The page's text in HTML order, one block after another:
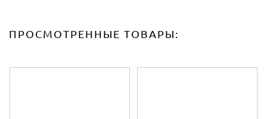
ПРОСМОТРЕННЫЕ ТОВАРЫ: